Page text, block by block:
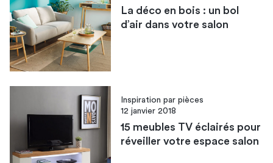
La déco en bois : un bol
d’air dans votre salon
Inspiration par pièces
12 janvier 2018
15 meubles TV éclairés pour
réveiller votre espace salon